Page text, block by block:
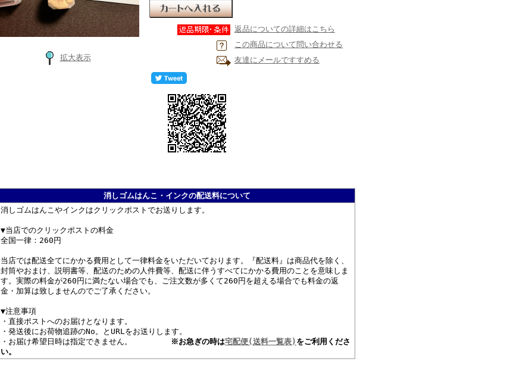
拡大表示
返品についての詳細はこちら
この商品について問い合わせる
友達にメールですすめる
消しゴムはんこ・インクの配送料について
消しゴムはんこやインクはクリックポストでお送りします。
▼当店でのクリックポストの料金
全国一律：260円
当店では配送全てにかかる費用として一律料金をいただいております。『配送料』は商品代を除く、
封筒やおまけ、説明書等、配送のための人件費等、配送に伴うすべてにかかる費用のことを意味しま
す。実際の料金が260円に満たない場合でも、ご注文数が多くて260円を超える場合でも料金の返
金・加算は致しませんのでご了承ください。
▼注意事項
・直接ポストへのお届けとなります。
・発送後にお荷物追跡のNo。とURLをお送りします。
・お届け希望日時は指定できません。
※お急ぎの時は宅配便(送料一覧表) をご利用くださ
い。